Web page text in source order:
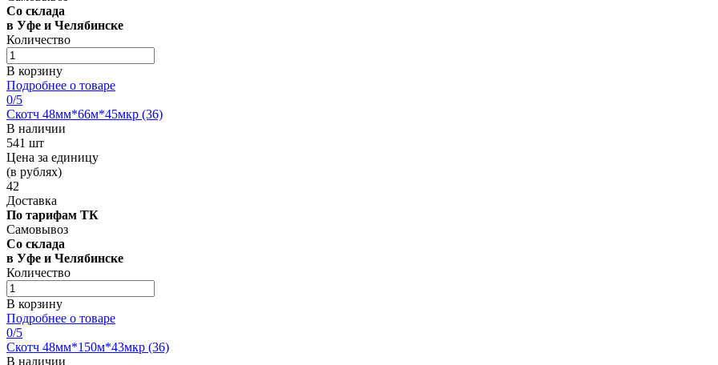
Со склада
в Уфе и Челябинске
Количество
В корзину
Подробнее о товаре
0/5
Скотч 48мм*66м*45мкр (36)
В наличии
541 шт
Цена за единицу
(в рублях)
42
Доставка
По тарифам ТК
Самовывоз
Со склада
в Уфе и Челябинске
Количество
В корзину
Подробнее о товаре
0/5
Скотч 48мм*150м*43мкр (36)
В наличии